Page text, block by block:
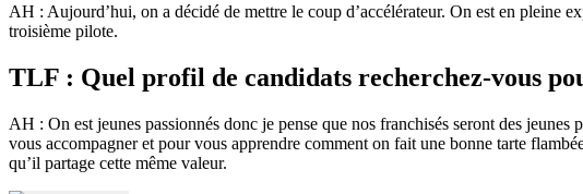
AH : Aujourd’hui, on a décidé de mettre le coup d’accélérateur. On est en pleine
troisième pilote.
TLF : Quel profil de candidats recherchez-vous
AH : On est jeunes passionnés donc je pense que nos franchisés seront des jeunes
vous accompagner et pour vous apprendre comment on fait une bonne tarte
qu’il partage cette même valeur.